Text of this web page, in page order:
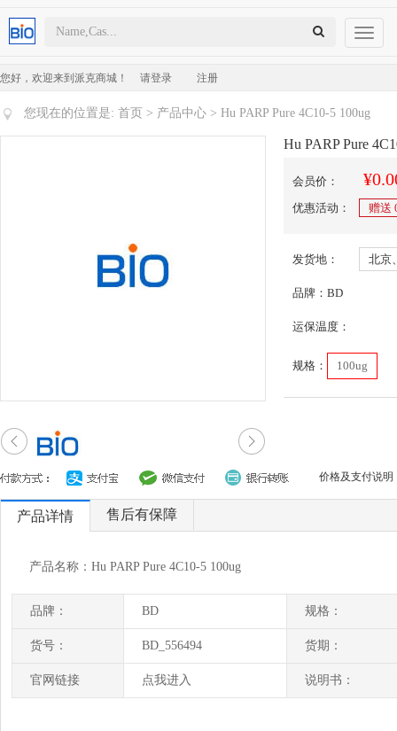
您好，欢迎来到派克商城！ 请登录 注册
Toggle
您现在的位置是: 首页 > 产品中心 > Hu PARP Pure 4C10-5 100ug
Hu PARP Pure
会员价：
优惠活动： 赠送
发货地： 北京
品牌：BD
运保温度：
规格： 100ug
价格及支付说明
产品详情 售后有保障
产品名称：Hu PARP Pure 4C10-5 100ug
品牌： BD 规格：
货号： BD_556494 货期：
官网链接 点我进入 说明书：